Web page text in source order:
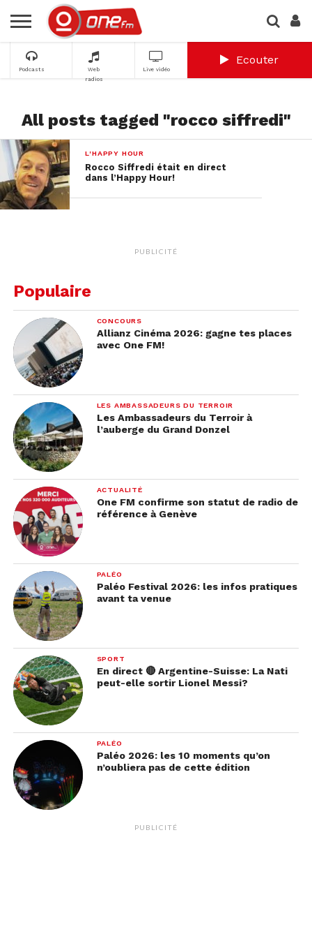
Podcasts
Web
radios
Live vidéo
Ecouter
All posts tagged "rocco siffredi"
L'HAPPY HOUR
Rocco Siffredi était en direct
dans l’Happy Hour!
PUBLICITÉ
Populaire
CONCOURS
Allianz Cinéma 2026: gagne tes places
avec One FM!
LES AMBASSADEURS DU TERROIR
Les Ambassadeurs du Terroir à
l’auberge du Grand Donzel
ACTUALITÉ
One FM confirme son statut de radio de
référence à Genève
PALÉO
Paléo Festival 2026: les infos pratiques
avant ta venue
SPORT
En direct 🔴 Argentine-Suisse: La Nati
peut-elle sortir Lionel Messi?
PALÉO
Paléo 2026: les 10 moments qu’on
n’oubliera pas de cette édition
PUBLICITÉ